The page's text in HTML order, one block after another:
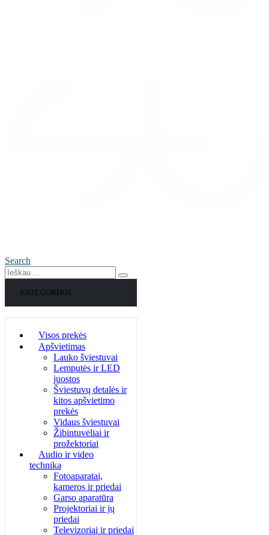
Search
KATEGORIJOS
Visos prekės
Apšvietimas
Lauko šviestuvai
Lemputės ir LED
juostos
Šviestuvų detalės ir
kitos apšvietimo
prekės
Vidaus šviestuvai
Žibintuvėliai ir
prožektoriai
Audio ir video
technika
Fotoaparatai,
kameros ir priedai
Garso aparatūra
Projektoriai ir jų
priedai
Televizoriai ir priedai